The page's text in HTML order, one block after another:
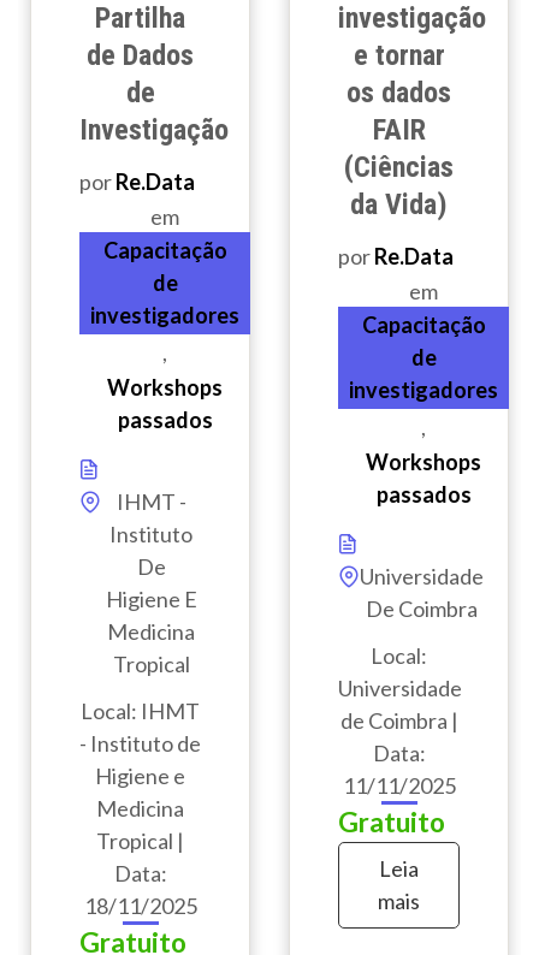
Partilha
de Dados
de
Investigação
porRe.Data
em
Capacitação
de
investigadores
,
Workshops
passados
IHMT -
Instituto
De
Higiene E
Medicina
Tropical
Local: IHMT
- Instituto de
Higiene e
Medicina
Tropical |
Data:
18/11/2025
Gratuito
investigação
e tornar
os dados
FAIR
(Ciências
da Vida)
porRe.Data
em
Capacitação
de
investigadores
,
Workshops
passados
Universidade
De Coimbra
Local:
Universidade
de Coimbra |
Data:
11/11/2025
Gratuito
Leia
mais